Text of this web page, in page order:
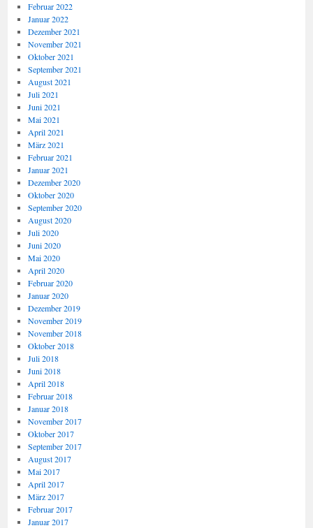
Februar 2022
Januar 2022
Dezember 2021
November 2021
Oktober 2021
September 2021
August 2021
Juli 2021
Juni 2021
Mai 2021
April 2021
März 2021
Februar 2021
Januar 2021
Dezember 2020
Oktober 2020
September 2020
August 2020
Juli 2020
Juni 2020
Mai 2020
April 2020
Februar 2020
Januar 2020
Dezember 2019
November 2019
November 2018
Oktober 2018
Juli 2018
Juni 2018
April 2018
Februar 2018
Januar 2018
November 2017
Oktober 2017
September 2017
August 2017
Mai 2017
April 2017
März 2017
Februar 2017
Januar 2017